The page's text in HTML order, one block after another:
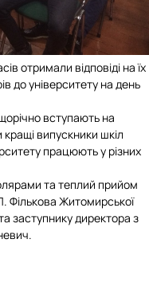
отримали відповіді на їх
до університету на день
вступають на
випускники шкіл
працюють у різних
та теплий прийом
Фількова Житомирської
заступнику директора з